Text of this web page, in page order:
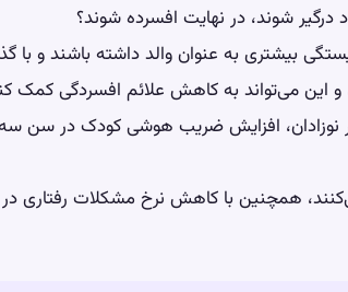
درگیر شوند، در نهایت افسرده شوند؟
بیشتری به عنوان والد داشته باشند و با
و این می‌تواند به کاهش علائم افسردگی کمک
نوزادان، افزایش ضریب هوشی کودک در سن
همچنین با کاهش نرخ مشکلات رفتاری در